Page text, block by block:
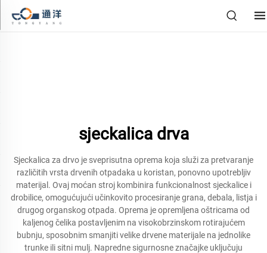
sjeckalica drva
Sjeckalica za drvo je sveprisutna oprema koja služi za pretvaranje
različitih vrsta drvenih otpadaka u koristan, ponovno upotrebljiv
materijal. Ovaj moćan stroj kombinira funkcionalnost sjeckalice i
drobilice, omogućujući učinkovito procesiranje grana, debala, listja i
drugog organskog otpada. Oprema je opremljena oštricama od
kaljenog čelika postavljenim na visokobrzinskom rotirajućem
bubnju, sposobnim smanjiti velike drvene materijale na jednolike
trunke ili sitni mulj. Napredne sigurnosne značajke uključuju